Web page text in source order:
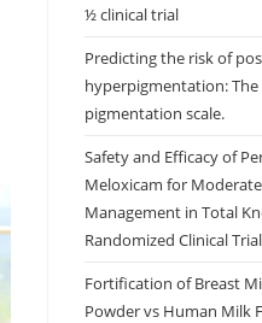
½ clinical trial
Predicting the risk of
hyperpigmentation: The
pigmentation scale.
Safety and Efficacy of
Meloxicam for
Management in Total
Randomized Clinical Trial
Fortification of Breast
Powder vs Human Milk